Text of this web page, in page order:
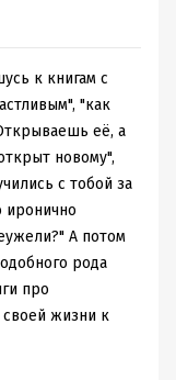
к книгам с
"как
её, а
новому",
с тобой за
иронично
А потом
рода
про
жизни к